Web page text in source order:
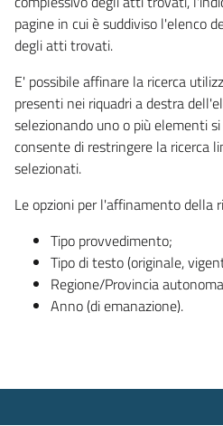
pagine in cui è suddiviso l'elenco
degli atti trovati.
E' possibile affinare la ricerca
presenti nei riquadri a destra
selezionando uno o più elementi
consente di restringere la ricerca
selezionati.
Le opzioni per l'affinamento della
Tipo provvedimento;
Tipo di testo (originale,
Regione/Provincia
Anno (di emanazione).